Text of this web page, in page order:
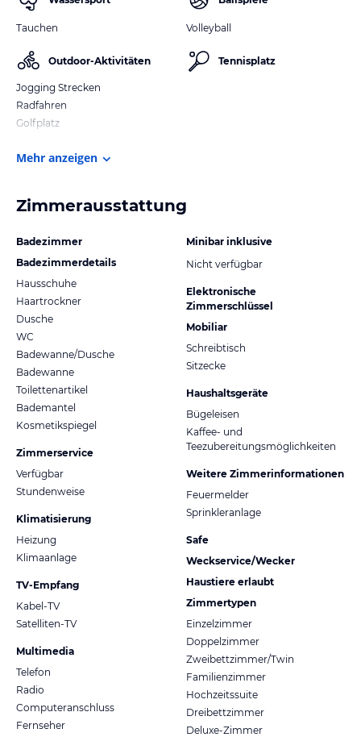
Tauchen
Outdoor-Aktivitäten
Jogging Strecken
Radfahren
Golfplatz
Volleyball
Tennisplatz
Mehr anzeigen
Zimmerausstattung
Badezimmer
Badezimmerdetails
Hausschuhe
Haartrockner
Dusche
WC
Badewanne/Dusche
Badewanne
Toilettenartikel
Bademantel
Kosmetikspiegel
Zimmerservice
Verfügbar
Stundenweise
Klimatisierung
Heizung
Klimaanlage
TV-Empfang
Kabel-TV
Satelliten-TV
Multimedia
Telefon
Radio
Computeranschluss
Fernseher
Minibar inklusive
Nicht verfügbar
Elektronische
Zimmerschlüssel
Mobiliar
Schreibtisch
Sitzecke
Haushaltsgeräte
Bügeleisen
Kaffee- und
Teezubereitungsmöglichkeiten
Weitere Zimmerinformationen
Feuermelder
Sprinkleranlage
Safe
Weckservice/Wecker
Haustiere erlaubt
Zimmertypen
Einzelzimmer
Doppelzimmer
Zweibettzimmer/Twin
Familienzimmer
Hochzeitssuite
Dreibettzimmer
Deluxe-Zimmer